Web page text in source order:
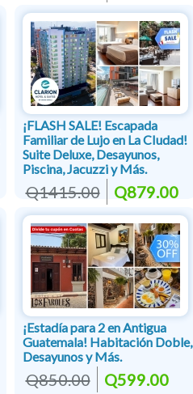
¡FLASH SALE! Escapada
Familiar de Lujo en La CIudad!
Suite Deluxe, Desayunos,
Piscina, Jacuzzi y Más.
Q1415.00 Q879.00
¡Estadía para 2 en Antigua
Guatemala! Habitación Doble,
Desayunos y Más.
Q850.00 Q599.00